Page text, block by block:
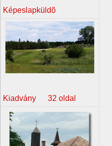
Képeslapküldõ
Kiadvány 32 oldal